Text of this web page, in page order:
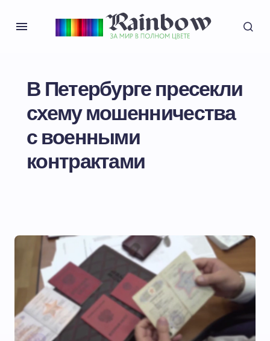
В Петербурге пресекли
схему мошенничества
с военными
контрактами